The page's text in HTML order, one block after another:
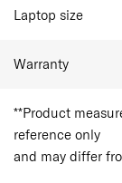
Laptop size
Warranty
**Product
reference only
and may differ